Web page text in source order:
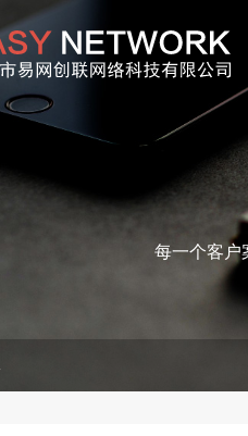
每一个客户